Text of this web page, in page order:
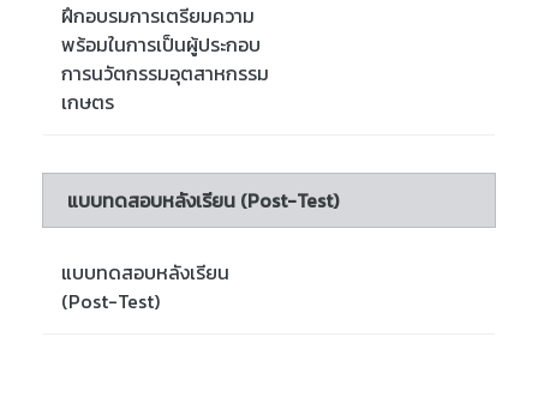
ฝึกอบรมการเตรียมความ
พร้อมในการเป็นผู้ประกอบ
การนวัตกรรมอุตสาหกรรม
เกษตร
แบบทดสอบหลังเรียน (Post-Test)
แบบทดสอบหลังเรียน
(Post-Test)